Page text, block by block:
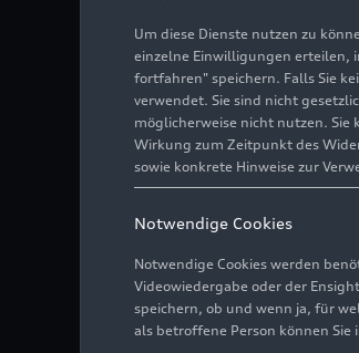
Foto
Um diese Dienste nutzen zu
einzelne Einwilligungen erteilen,
fortfahren" speichern. Falls Sie
verwendet. Sie sind nicht
möglicherweise nicht nutzen.
Wirkung zum Zeitpunkt des
sowie konkrete Hinweise zur
Notwendige Cookies
Notwendige Cookies werden
Videowiedergabe oder der
speichern, ob und wenn ja, für
als betroffene Person können Sie